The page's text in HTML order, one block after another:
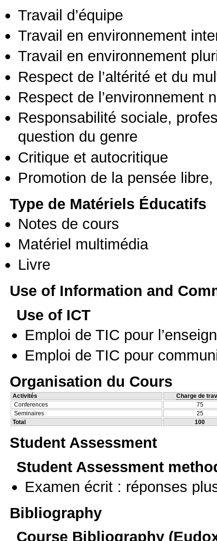
Travail d’équipe
Travail en environnement
Travail en environnement
Respect de l’altérité et du
Respect de l’environnement
Responsabilité sociale,
question du genre
Critique et autocritique
Promotion de la pensée
Type de Matériels Éducatifs
Notes de cours
Matériel multimédia
Livre
Use of Information and
Use of ICT
Emploi de TIC pour
Emploi de TIC pour
Organisation du Cours
Activités
Charge de
Conferences
75
Seminaires
25
Total
100
Student Assessment
Student Assessment
Examen écrit : réponses
Bibliography
Course Bibliography